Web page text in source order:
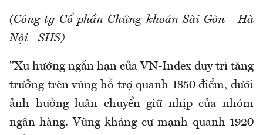
(Công ty Cổ phần Chứng khoán Sài Gòn - Hà
Nội - SHS)
"Xu hướng ngắn hạn của VN-Index duy trì tăng
trưởng trên vùng hỗ trợ quanh 1850 điểm, dưới
ảnh hưởng luân chuyển giữ nhịp của nhóm
ngân hàng. Vùng kháng cự mạnh quanh 1920